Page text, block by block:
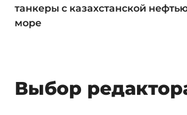
танкеры с казахстанской
море
Выбор